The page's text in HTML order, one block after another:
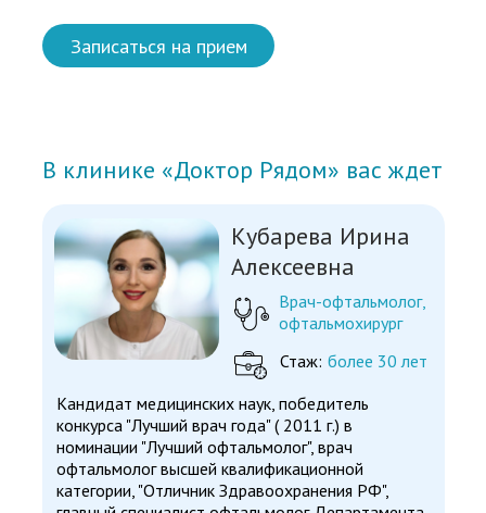
В клинике «Доктор Рядом» вас ждет
Кубарева Ирина
Алексеевна
Врач-офтальмолог,
офтальмохирург
Стаж: более 30 лет
Кандидат медицинских наук, победитель
конкурса "Лучший врач года" ( 2011 г.) в
номинации "Лучший офтальмолог", врач
офтальмолог высшей квалификационной
категории, "Отличник Здравоохранения РФ",
Записаться на прием